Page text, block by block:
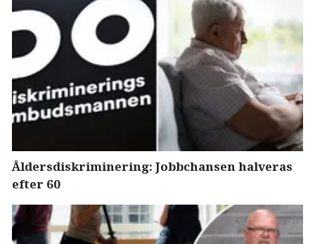
Åldersdiskriminering: Jobbchansen halveras
efter 60